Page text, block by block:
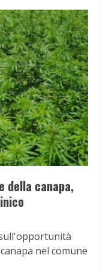
della canapa,
nel comune